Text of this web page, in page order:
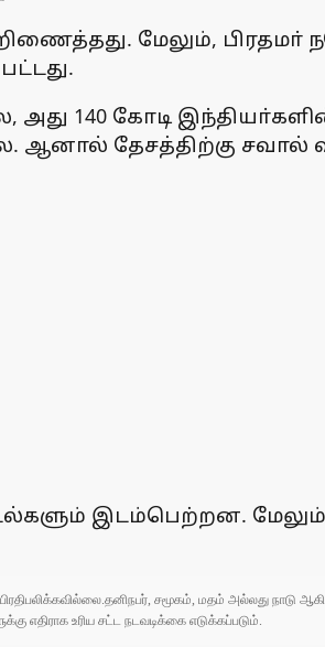
மேலும், பிரதமா்
140 கோடி
தேசத்திற்கு சவால்
இடம்பெற்றன.
சமூகம், மதம் அல்லது நாடு
எதிராக உரிய சட்ட நடவடிக்கை எடுக்கப்படும்.